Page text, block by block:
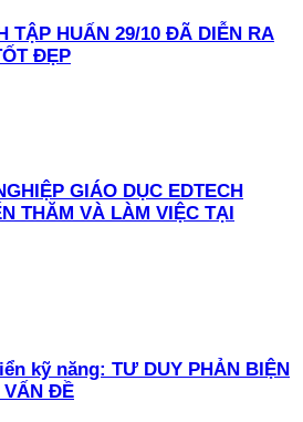
TẬP HUẤN 29/10 ĐÃ DIỄN RA
ĐẸP
GIÁO DỤC EDTECH
THĂM VÀ LÀM VIỆC TẠI
kỹ năng: TƯ DUY PHẢN BIỆN
VẤN ĐỀ